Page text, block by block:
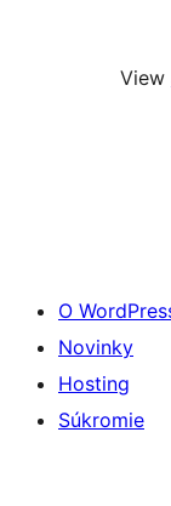
View
O
Novinky
Hosting
Súkromie